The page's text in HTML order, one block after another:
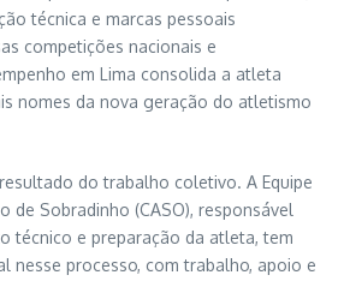
técnica e marcas pessoais
competições nacionais e
em Lima consolida a atleta
nomes da nova geração do atletismo
do trabalho coletivo. A Equipe
de Sobradinho (CASO), responsável
técnico e preparação da atleta, tem
nesse processo, com trabalho, apoio e